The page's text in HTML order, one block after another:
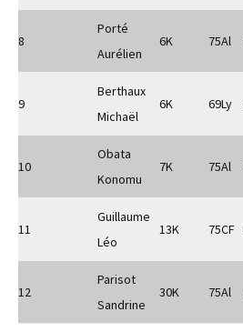
8
Porté
Aurélien
6K 75Al
9
Berthaux
Michaël
6K 69Ly
10
Obata
Konomu
7K 75Al
11
Guillaume
Léo
13K 75CF
12
Parisot
Sandrine
30K 75Al